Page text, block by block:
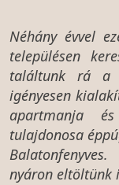
Néhány évvel
településen
találtunk rá a
igényesen
apartmanja
tulajdonosa
nyáron eltöltünk